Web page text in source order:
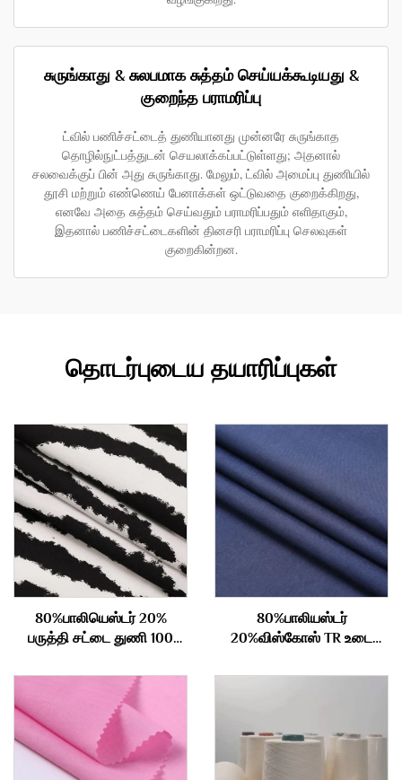
சுருங்காது & சுலபமாக சுத்தம் செய்யக்கூடியது &
குறைந்த பராமரிப்பு
ட்வில் பணிச்சட்டைத் துணியானது முன்னரே சுருங்காத
தொழில்நுட்பத்துடன் செயலாக்கப்பட்டுள்ளது; அதனால்
சலவைக்குப் பின் அது சுருங்காது. மேலும், ட்வில் அமைப்பு துணியில்
தூசி மற்றும் எண்ணெய் பேனாக்கள் ஒட்டுவதை குறைக்கிறது,
எனவே அதை சுத்தம் செய்வதும் பராமரிப்பதும் எளிதாகும்,
இதனால் பணிச்சட்டைகளின் தினசரி பராமரிப்பு செலவுகள்
குறைகின்றன.
தொடர்புடைய தயாரிப்புகள்
80%பாலியெஸ்டர் 20%
பருத்தி சட்டை துணி 100
80%பாலியஸ்டர்
20%விஸ்கோஸ் TR உடை